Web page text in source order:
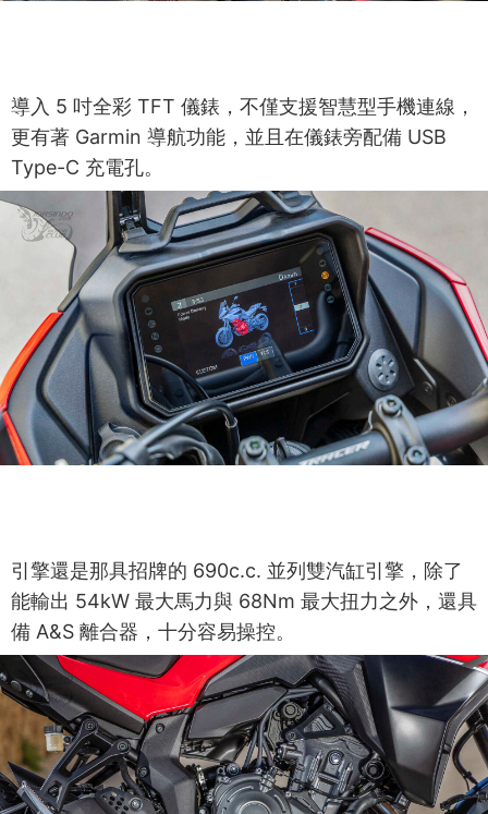
導入 5 吋全彩 TFT 儀錶，不僅支援智慧型手機連線，
更有著 Garmin 導航功能，並且在儀錶旁配備 USB
Type-C 充電孔。
引擎還是那具招牌的 690c.c. 並列雙汽缸引擎，除了
能輸出 54kW 最大馬力與 68Nm 最大扭力之外，還具
備 A&S 離合器，十分容易操控。